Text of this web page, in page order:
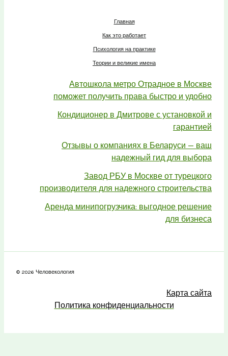
Главная
Как это работает
Психология на практике
Теории и великие имена
Автошкола метро Отрадное в Москве
поможет получить права быстро и удобно
Кондиционер в Дмитрове с установкой и
гарантией
Отзывы о компаниях в Беларуси — ваш
надежный гид для выбора
Завод РБУ в Москве от турецкого
производителя для надежного строительства
Аренда минипогрузчика: выгодное решение
для бизнеса
© 2026 Человекология
Карта сайта
Политика конфиденциальности